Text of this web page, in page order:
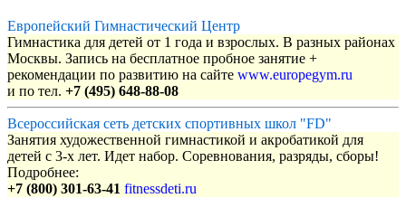
Европейский Гимнастический Центр
Гимнастика для детей от 1 года и взрослых. В разных районах
Москвы. Запись на бесплатное пробное занятие +
рекомендации по развитию на сайте www.europegym.ru
и по тел. +7 (495) 648-88-08
Всероссийская сеть детских спортивных школ "FD"
Занятия художественной гимнастикой и акробатикой для
детей с 3-х лет. Идет набор. Соревнования, разряды, сборы!
Подробнее:
+7 (800) 301-63-41 fitnessdeti.ru